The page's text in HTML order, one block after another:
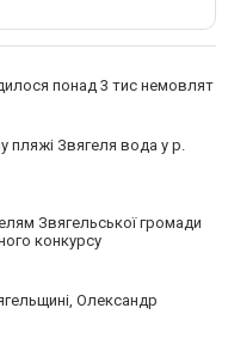
понад 3 тис немовлят
пляжі Звягеля вода у р.
Звягельської громади
конкурсу
Олександр